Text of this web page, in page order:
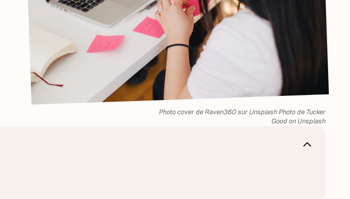
Photo cover de Raven360 sur Unsplash Photo de Tucker
Good on Unsplash